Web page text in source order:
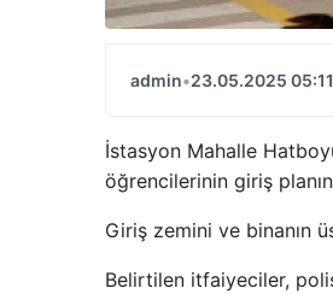
admin•23.05.2025 05:11
İstasyon Mahalle
öğrencilerinin giriş
Giriş zemini ve binanın
Belirtilen itfaiyeciler,